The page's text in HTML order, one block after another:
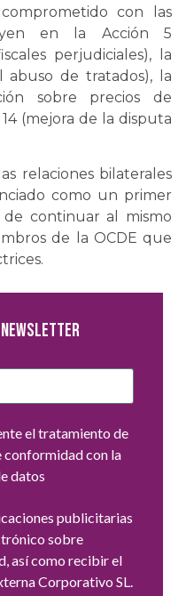
con las
en la Acción 5
perjudiciales), la
abuso de tratados), la
sobre precios de
(mejora de la disputa
relaciones bilaterales
como un primer
de continuar al mismo
de la OCDE que
newsletter
el tratamiento de
conformidad con la
datos
publicitarias
sobre
así como recibir el
Corporativo SL.